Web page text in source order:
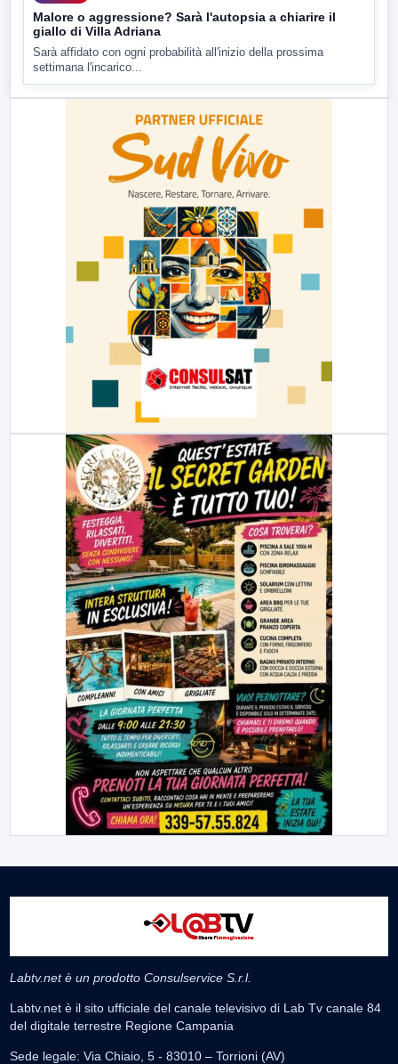
Malore o aggressione? Sarà l'autopsia a chiarire il
giallo di Villa Adriana
Sarà affidato con ogni probabilità all'inizio della prossima
settimana l'incarico...
Labtv.net è un prodotto Consulservice S.r.l.
Labtv.net è il sito ufficiale del canale televisivo di Lab Tv canale 84
del digitale terrestre Regione Campania
Sede legale: Via Chiaio, 5 - 83010 – Torrioni (AV)